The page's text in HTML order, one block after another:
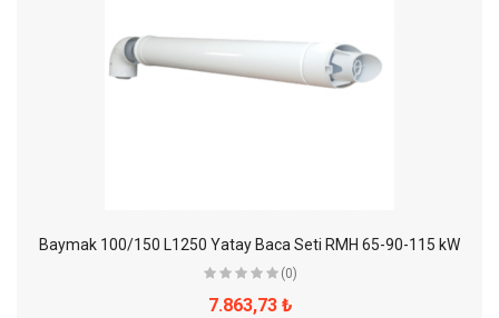
Baymak 100/150 L1250 Yatay Baca Seti RMH 65-90-115 kW
(0)
7.863,73 ₺